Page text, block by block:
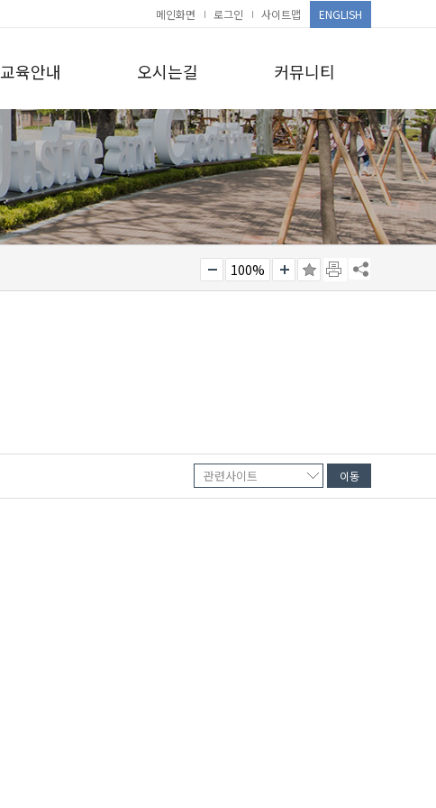
메인화면 로그인 사이트맵 ENGLISH
교육안내 오시는길 커뮤니티
100%